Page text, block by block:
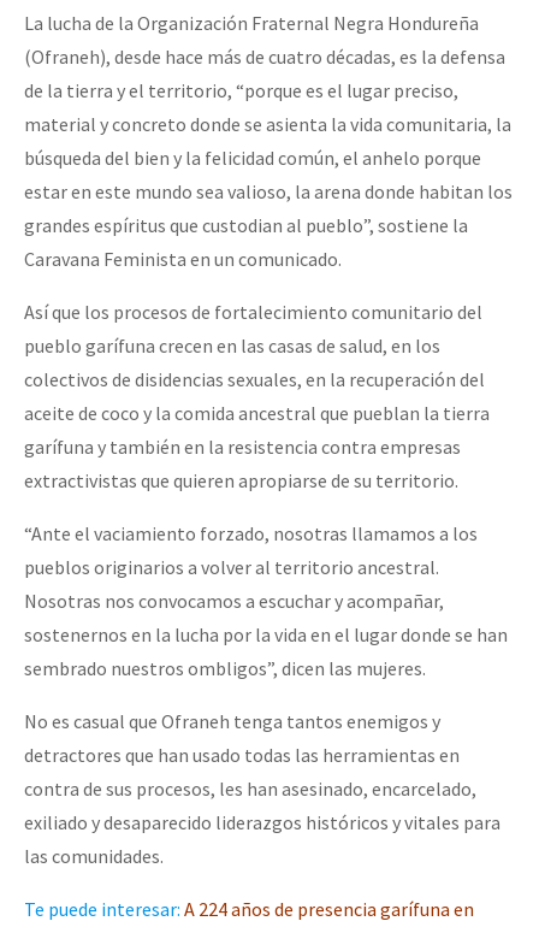
La lucha de la Organización Fraternal Negra Hondureña
(Ofraneh), desde hace más de cuatro décadas, es la defensa
de la tierra y el territorio, “porque es el lugar preciso,
material y concreto donde se asienta la vida comunitaria, la
búsqueda del bien y la felicidad común, el anhelo porque
estar en este mundo sea valioso, la arena donde habitan los
grandes espíritus que custodian al pueblo”, sostiene la
Caravana Feminista en un comunicado.
Así que los procesos de fortalecimiento comunitario del
pueblo garífuna crecen en las casas de salud, en los
colectivos de disidencias sexuales, en la recuperación del
aceite de coco y la comida ancestral que pueblan la tierra
garífuna y también en la resistencia contra empresas
extractivistas que quieren apropiarse de su territorio.
“Ante el vaciamiento forzado, nosotras llamamos a los
pueblos originarios a volver al territorio ancestral.
Nosotras nos convocamos a escuchar y acompañar,
sostenernos en la lucha por la vida en el lugar donde se han
sembrado nuestros ombligos”, dicen las mujeres.
No es casual que Ofraneh tenga tantos enemigos y
detractores que han usado todas las herramientas en
contra de sus procesos, les han asesinado, encarcelado,
exiliado y desaparecido liderazgos históricos y vitales para
las comunidades.
Te puede interesar: A 224 años de presencia garífuna en